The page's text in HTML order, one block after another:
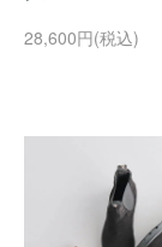
28,600円(税込)